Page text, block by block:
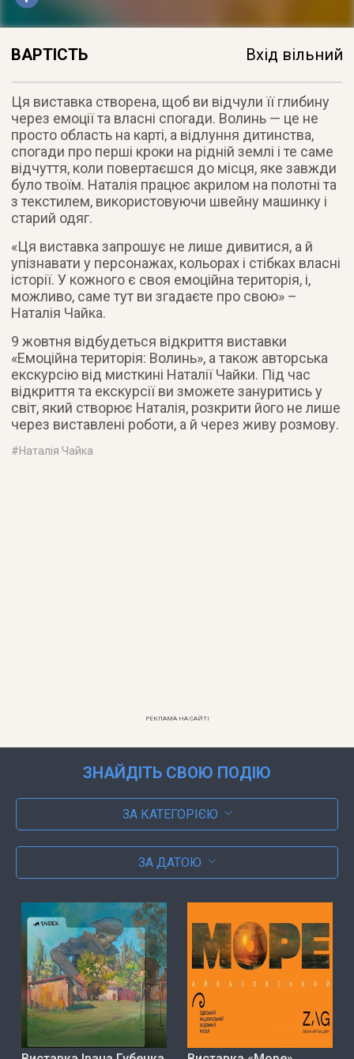
ВАРТІСТЬ Вхід вільний
Ця виставка створена, щоб ви відчули її глибину
через емоції та власні спогади. Волинь — це не
просто область на карті, а відлуння дитинства,
спогади про перші кроки на рідній землі і те саме
відчуття, коли повертаєшся до місця, яке завжди
було твоїм. Наталія працює акрилом на полотні та
з текстилем, використовуючи швейну машинку і
старий одяг.
«Ця виставка запрошує не лише дивитися, а й
упізнавати у персонажах, кольорах і стібках власні
історії. У кожного є своя емоційна територія, і,
можливо, саме тут ви згадаєте про свою» –
Наталія Чайка.
9 жовтня відбудеться відкриття виставки
«Емоційна територія: Волинь», а також авторська
екскурсію від мисткині Наталії Чайки. Під час
відкриття та екскурсії ви зможете зануритись у
світ, який створює Наталія, розкрити його не лише
через виставлені роботи, а й через живу розмову.
#Наталія Чайка
РЕКЛАМА НА САЙТІ
ЗНАЙДІТЬ СВОЮ ПОДІЮ
ЗА КАТЕГОРІЄЮ
ЗА ДАТОЮ